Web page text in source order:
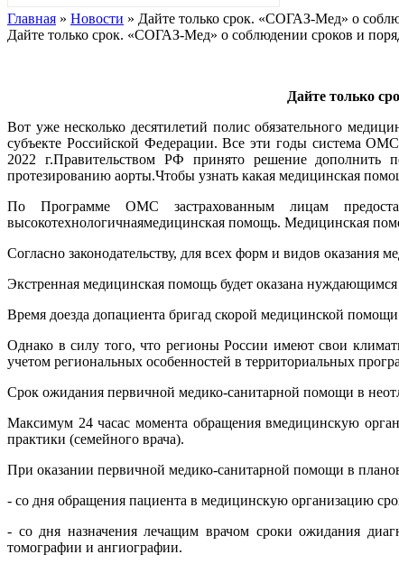
Главная » Новости » Дайте только срок. «СОГАЗ-Мед» о
Дайте только срок. «СОГАЗ-Мед» о соблюдении сроков и
Дайте только
Вот уже несколько десятилетий полис обязательного
субъекте Российской Федерации. Все эти годы система
2022 г.Правительством РФ принято решение дополнить
протезированию аорты.Чтобы узнать какая медицинская
По Программе ОМС застрахованным лицам
высокотехнологичнаямедицинская помощь. Медицинская
Согласно законодательству, для всех форм и видов
Экстренная медицинская помощь будет оказана нуждающимся
Время доезда допациента бригад скорой медицинской
Однако в силу того, что регионы России имеют свои
учетом региональных особенностей в территориальных
Срок ожидания первичной медико-санитарной помощи в
Максимум 24 часас момента обращения вмедицинскую
практики (семейного врача).
При оказании первичной медико-санитарной помощи в
- со дня обращения пациента в медицинскую организацию
- со дня назначения лечащим врачом сроки ожидания
томографии и ангиографии.